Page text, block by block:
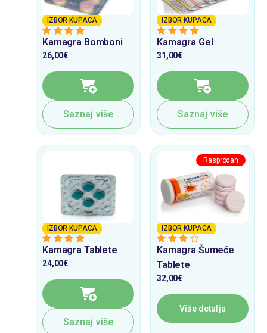
IZBOR KUPACA
5from 5
Kamagra Bomboni
26,00€
Saznaj više
IZBOR KUPACA
5from 5
Kamagra Gel
31,00€
Saznaj više
IZBOR KUPACA
4from 5
Kamagra Tablete
24,00€
Saznaj više
IZBOR KUPACA
3from 5
Kamagra Šumeće
Tablete
32,00€
Više detalja